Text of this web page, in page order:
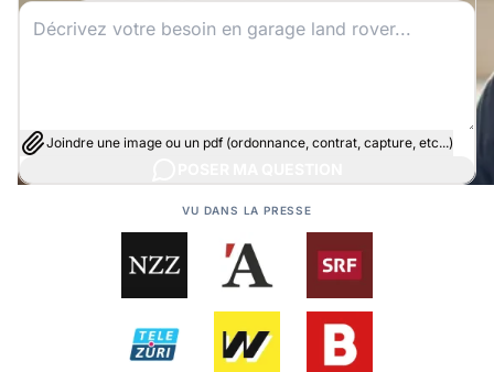
Joindre une image ou un pdf (ordonnance, contrat, capture, etc...)
VU DANS LA PRESSE